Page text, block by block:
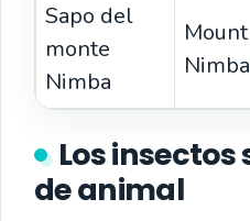
Sapo del
monte
Nimba
Mount
Los
de animal